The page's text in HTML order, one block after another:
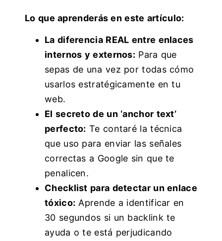
Lo que aprenderás en este artículo:
La diferencia REAL entre enlaces
internos y externos: Para que
sepas de una vez por todas cómo
usarlos estratégicamente en tu
web.
El secreto de un ‘anchor text’
perfecto: Te contaré la técnica
que uso para enviar las señales
correctas a Google sin que te
penalicen.
Checklist para detectar un enlace
tóxico: Aprende a identificar en
30 segundos si un backlink te
ayuda o te está perjudicando